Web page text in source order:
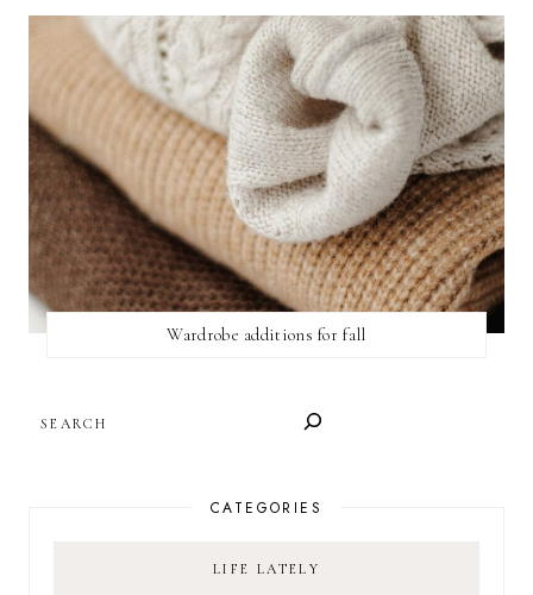
Wardrobe additions for fall
CATEGORIES
LIFE LATELY